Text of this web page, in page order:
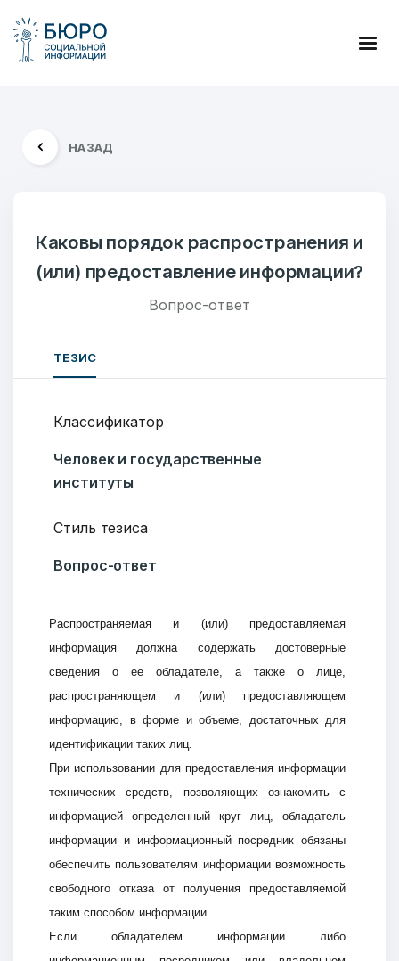
НАЗАД
Каковы порядок распространения и
(или) предоставление информации?
Вопрос-ответ
ТЕЗИС
Классификатор
Человек и государственные
институты
Стиль тезиса
Вопрос-ответ
Распространяемая и (или) предоставляемая
информация должна содержать достоверные
сведения о ее обладателе, а также о лице,
распространяющем и (или) предоставляющем
информацию, в форме и объеме, достаточных для
идентификации таких лиц.
При использовании для предоставления информации
технических средств, позволяющих ознакомить с
информацией определенный круг лиц, обладатель
информации и информационный посредник обязаны
обеспечить пользователям информации возможность
свободного отказа от получения предоставляемой
таким способом информации.
Если обладателем информации либо